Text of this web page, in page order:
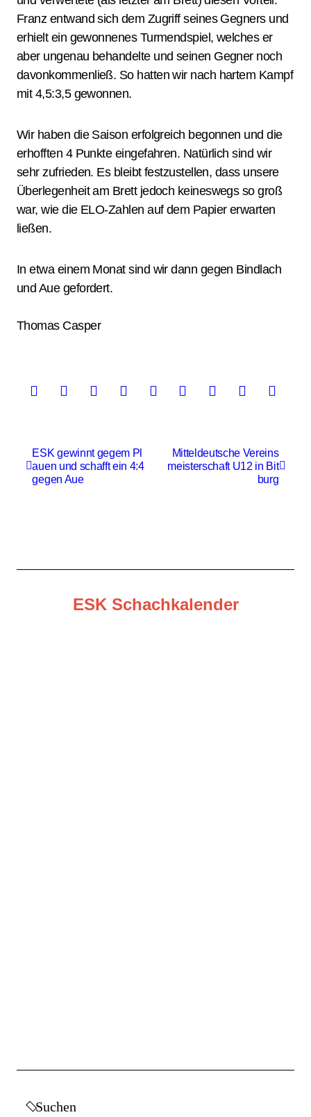
Franz entwand sich dem Zugriff seines Gegners und
erhielt ein gewonnenes Turmendspiel, welches er
aber ungenau behandelte und seinen Gegner noch
davonkommenließ. So hatten wir nach hartem Kampf
mit 4,5:3,5 gewonnen.
Wir haben die Saison erfolgreich begonnen und die
erhofften 4 Punkte eingefahren. Natürlich sind wir
sehr zufrieden. Es bleibt festzustellen, dass unsere
Überlegenheit am Brett jedoch keineswegs so groß
war, wie die ELO-Zahlen auf dem Papier erwarten
ließen.
In etwa einem Monat sind wir dann gegen Bindlach
und Aue gefordert.
Thomas Casper
ESK gewinnt gegem Pl
auen und schafft ein 4:4
gegen Aue
Mitteldeutsche Vereins
meisterschaft U12 in Bit
burg
ESK Schachkalender
Suchen